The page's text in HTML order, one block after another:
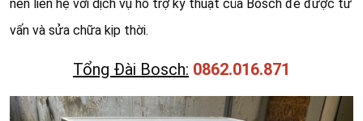
nên liên hệ với dịch vụ hỗ trợ kỹ thuật của Bosch để được tư
vấn và sửa chữa kịp thời.
Tổng Đài Bosch: 0862.016.871